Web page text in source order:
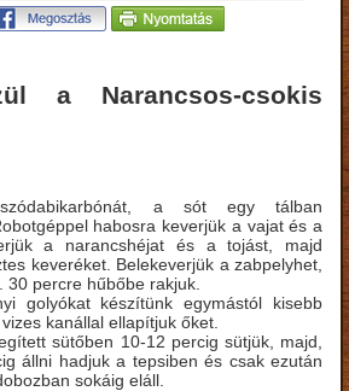
a Narancsos-csokis
a sót egy tálban
habosra keverjük a vajat és a
a narancshéjat és a tojást, majd
keveréket. Belekeverjük a zabpelyhet,
30 percre hűbőbe rakjuk.
golyókat készítünk egymástól kisebb
kanállal ellapítjuk őket.
sütőben 10-12 percig sütjük, majd,
állni hadjuk a tepsiben és csak ezután
sokáig eláll.